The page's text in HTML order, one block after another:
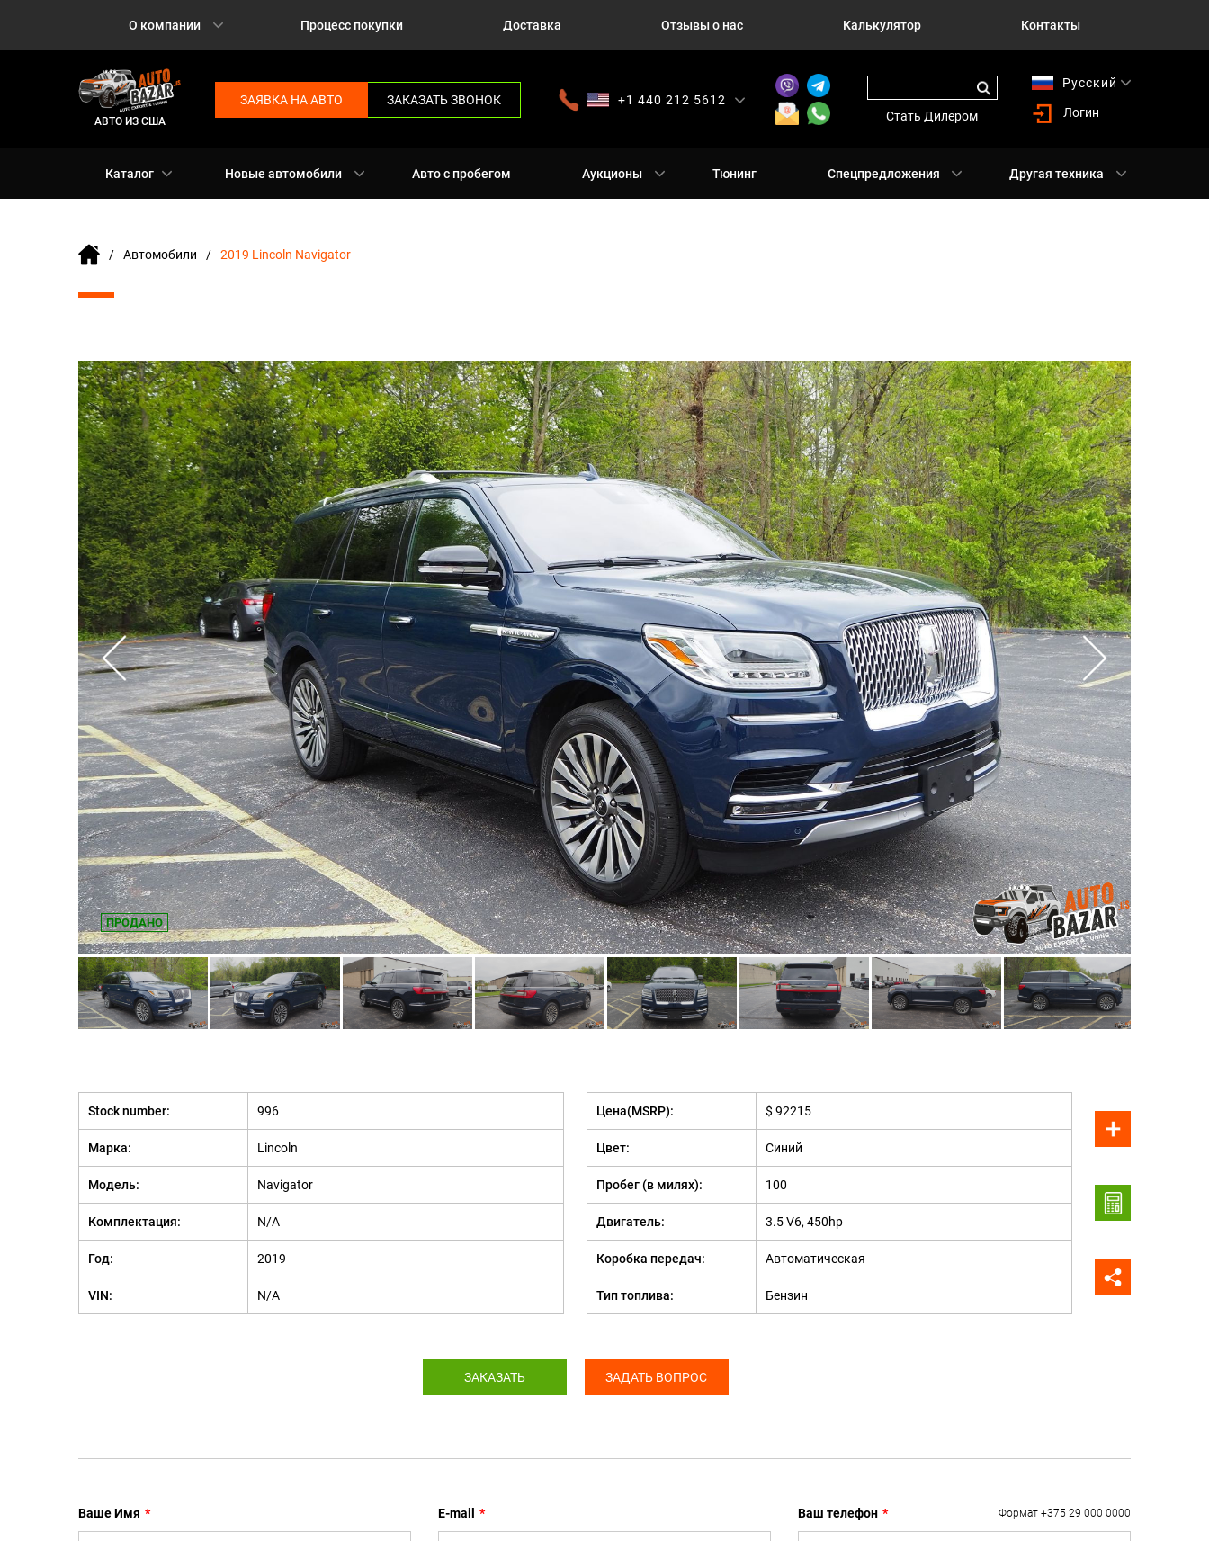
О компании Процесс покупки Доставка Отзывы о нас Калькулятор Контакты
АВТО ИЗ США
ЗАЯВКА НА АВТО ЗАКАЗАТЬ ЗВОНОК
+1 440 212 5612
Стать Дилером
Русский
Логин
Каталог Новые автомобили Авто с пробегом Аукционы Тюнинг Спецпредложения Другая техника
Автомобили 2019 Lincoln Navigator
ПРОДАНО
Stock number: 996
Марка: Lincoln
Модель: Navigator
Комплектация: N/A
Год: 2019
VIN: N/A
Цена(MSRP): $ 92215
Цвет: Синий
Пробег (в милях): 100
Двигатель: 3.5 V6, 450hp
Коробка передач: Автоматическая
Тип топлива: Бензин
ЗАКАЗАТЬ ЗАДАТЬ ВОПРОС
Ваше Имя * E-mail * Ваш телефон * Формат +375 29 000 0000